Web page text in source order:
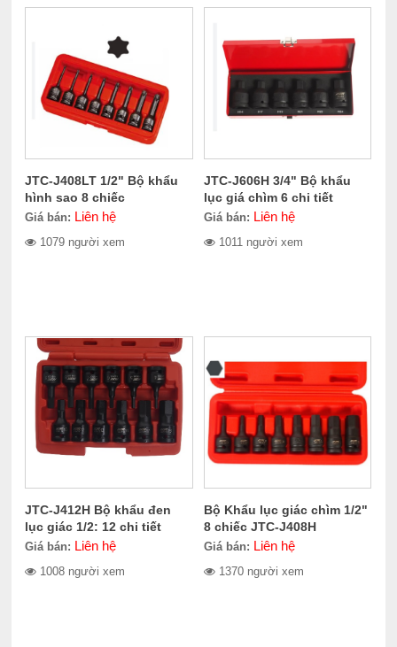
JTC-J408LT 1/2" Bộ khẩu
hình sao 8 chiếc
Giá bán: Liên hệ
1079 người xem
JTC-J606H 3/4" Bộ khẩu
lục giá chìm 6 chi tiết
Giá bán: Liên hệ
1011 người xem
JTC-J412H Bộ khẩu đen
lục giác 1/2: 12 chi tiết
Giá bán: Liên hệ
1008 người xem
Bộ Khẩu lục giác chìm 1/2"
8 chiếc JTC-J408H
Giá bán: Liên hệ
1370 người xem